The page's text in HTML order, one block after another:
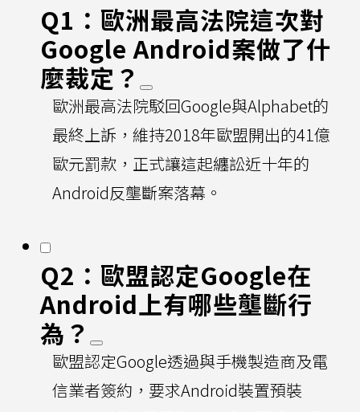
Q1：歐洲最高法院這次對
Google Android案做了什
麼裁定？
歐洲最高法院駁回Google與Alphabet的
最終上訴，維持2018年歐盟開出的41億
歐元罰款，正式讓這起纏訟近十年的
Android反壟斷案落幕。
Q2：歐盟認定Google在
Android上有哪些壟斷行
為？
歐盟認定Google透過與手機製造商及電
信業者簽約，要求Android裝置預裝